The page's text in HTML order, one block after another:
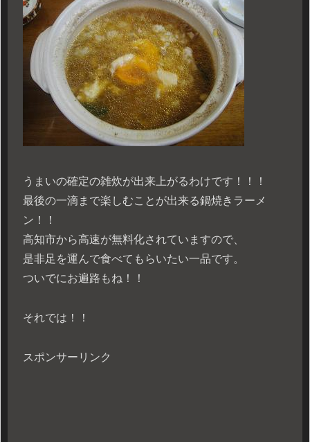
うまいの確定の雑炊が出来上がるわけです！！！
最後の一滴まで楽しむことが出来る鍋焼きラーメ
ン！！
高知市から高速が無料化されていますので、
是非足を運んで食べてもらいたい一品です。
ついでにお遍路もね！！
それでは！！
スポンサーリンク